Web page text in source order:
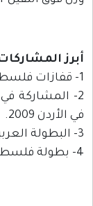
أبرز
1- قفازات فلسطين تشارك في أسياد بوسان 2002.
2- المشاركة
في الأردن 2009.
3- البطولة العربية السادسة والعشرين للملاكمة 2009.
4- بطولة فلسطين الأولى بالملاكمة 2009.